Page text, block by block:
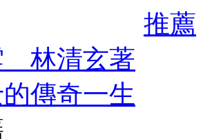
推薦
林清玄著
傳奇一生